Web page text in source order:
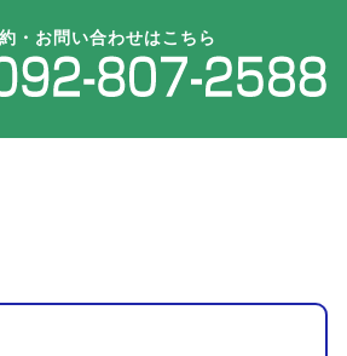
・お問い合わせはこちら